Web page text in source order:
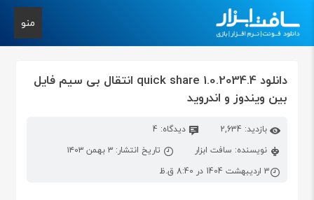
منو
دانلود quick share 1.0.2034.4 انتقال بی سیم فایل
بین ویندوز و اندروید
بازدید: 2,634
دیدگاه: 4
نویسنده: سافت ابزار
تاریخ انتشار: ۳ بهمن ۱۴۰۳
3 اردیبهشت 1404 در 8:40 ق.ظ